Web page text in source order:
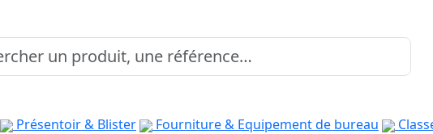
Présentoir & Blister Fourniture & Equipement de bureau